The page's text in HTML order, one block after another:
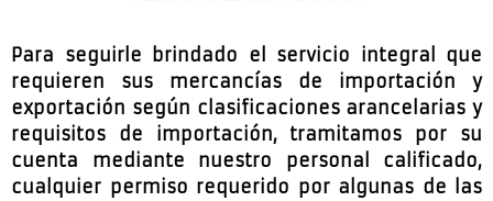
Para seguirle brindado el servicio integral que
requieren sus mercancías de importación y
exportación según clasificaciones arancelarias y
requisitos de importación, tramitamos por su
cuenta mediante nuestro personal calificado,
cualquier permiso requerido por algunas de las